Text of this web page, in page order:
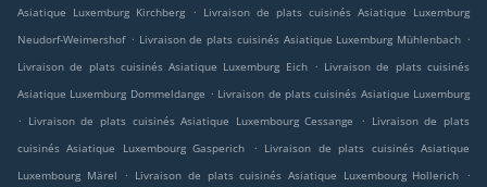
Asiatique Luxemburg Kirchberg
. Livraison de plats cuisinés Asiatique Luxemburg
Neudorf-Weimershof . Livraison de plats cuisinés Asiatique Luxemburg Mühlenbach .
Livraison de plats cuisinés Asiatique Luxemburg Eich . Livraison de plats cuisinés
Asiatique Luxemburg Dommeldange . Livraison de plats cuisinés Asiatique Luxemburg
. Livraison de plats cuisinés Asiatique Luxembourg Cessange . Livraison de plats
cuisinés Asiatique Luxembourg Gasperich
. Livraison de plats cuisinés Asiatique
Luxembourg Märel
. Livraison de plats cuisinés Asiatique Luxembourg Hollerich .